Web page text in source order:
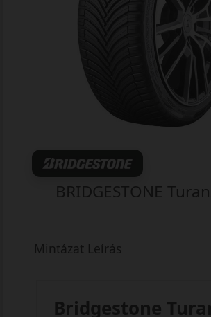
BRIDGESTONE
Mintázat Leírás
Bridgestone